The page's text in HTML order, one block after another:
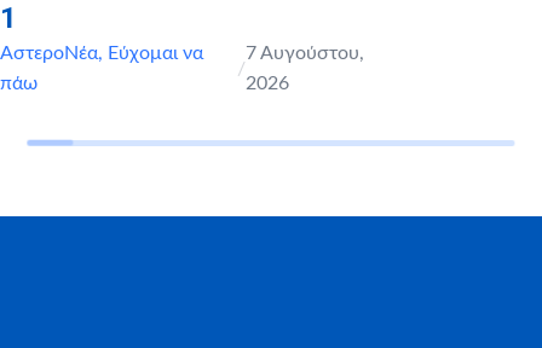
1
ΑστεροΝέα, Εύχομαι να
πάω
/
7 Αυγούστου,
2026